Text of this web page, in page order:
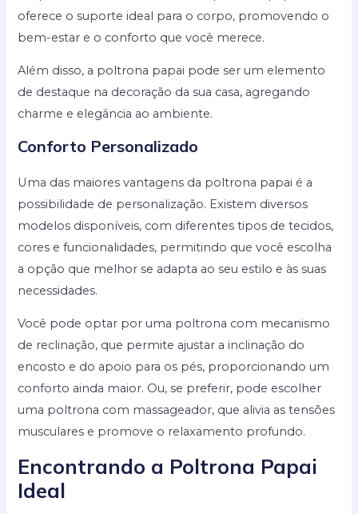
oferece o suporte ideal para o corpo, promovendo o
bem-estar e o conforto que você merece.
Além disso, a poltrona papai pode ser um elemento
de destaque na decoração da sua casa, agregando
charme e elegância ao ambiente.
Conforto Personalizado
Uma das maiores vantagens da poltrona papai é a
possibilidade de personalização. Existem diversos
modelos disponíveis, com diferentes tipos de tecidos,
cores e funcionalidades, permitindo que você escolha
a opção que melhor se adapta ao seu estilo e às suas
necessidades.
Você pode optar por uma poltrona com mecanismo
de reclinação, que permite ajustar a inclinação do
encosto e do apoio para os pés, proporcionando um
conforto ainda maior. Ou, se preferir, pode escolher
uma poltrona com massageador, que alivia as tensões
musculares e promove o relaxamento profundo.
Encontrando a Poltrona Papai
Ideal